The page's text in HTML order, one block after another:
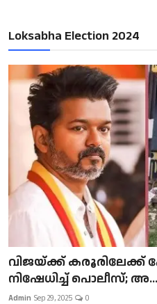
Loksabha Election 2024
വിജയ്ക്ക്
നിഷേധിച്ച് പൊലീസ്; അ...
Admin Sep 29, 2025 0